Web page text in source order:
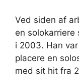
Ved siden af
en solokarriere
i 2003. Han
placere en
med sit hit fra